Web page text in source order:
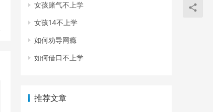
女孩赌气不上学
女孩14不上学
如何劝导网瘾
如何借口不上学
推荐文章